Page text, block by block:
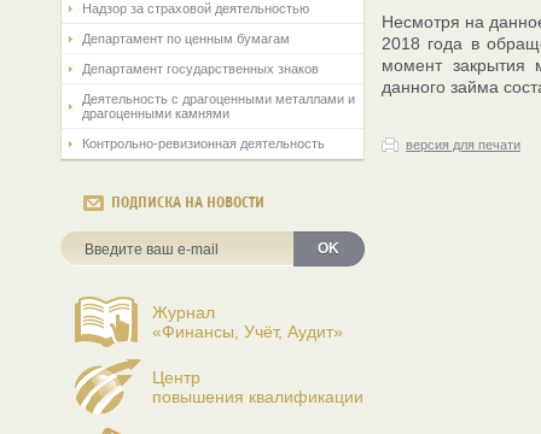
Надзор за страховой деятельностью
Департамент по ценным бумагам
Департамент государственных знаков
Деятельность с драгоценными металлами и
драгоценными камнями
Контрольно-ревизионная деятельность
ПОДПИСКА НА НОВОСТИ
OK
Журнал
«Финансы, Учёт, Аудит»
Центр
повышения квалификации
Несмотря на
2018 года в
момент закрытия
данного займа
версия для печати